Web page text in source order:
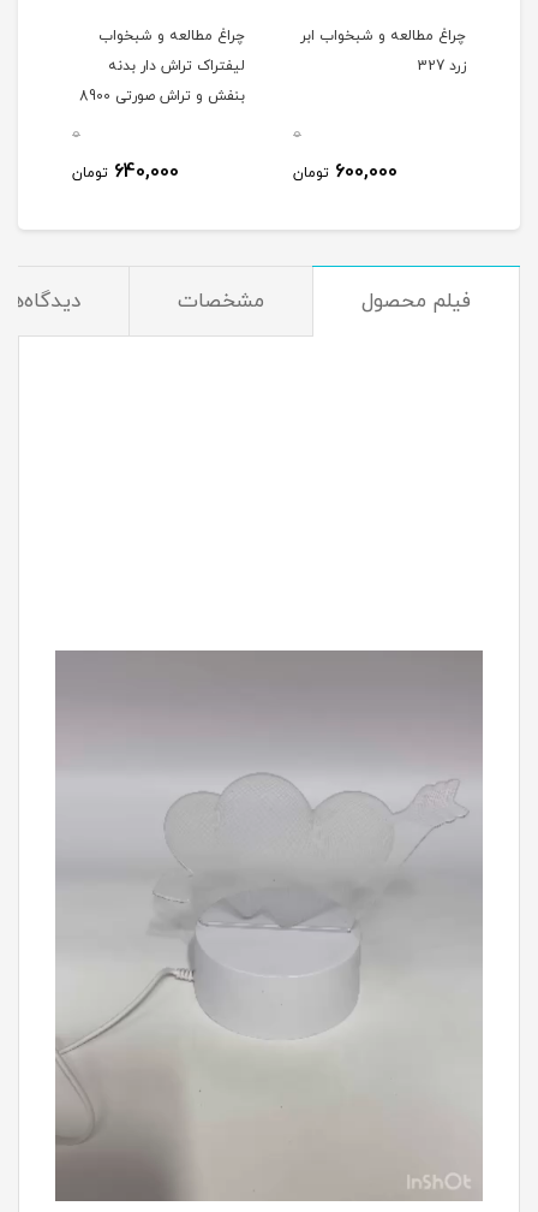
چراغ مطالعه و شبخواب ابر
زرد 327
0
600,000 تومان
چراغ مطالعه و شبخواب
لیفتراک تراش دار بدنه
بنفش و تراش صورتی 8900
0
640,000 تومان
فیلم محصول مشخصات دیدگاه‌ها